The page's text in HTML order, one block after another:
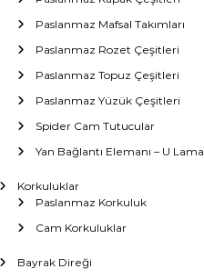
Paslanmaz Mafsal Takımları
Paslanmaz Rozet Çeşitleri
Paslanmaz Topuz Çeşitleri
Paslanmaz Yüzük Çeşitleri
Spider Cam Tutucular
Yan Bağlantı Elemanı – U Lama
Korkuluklar
Paslanmaz Korkuluk
Cam Korkuluklar
Bayrak Direği